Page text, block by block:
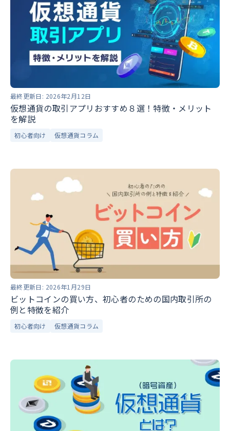
最終更新日: 2026年2月12日
仮想通貨の取引アプリおすすめ８選！特徴・メリット
を解説
初心者向け 仮想通貨コラム
最終更新日: 2026年1月29日
ビットコインの買い方、初心者のための国内取引所の
例と特徴を紹介
初心者向け 仮想通貨コラム